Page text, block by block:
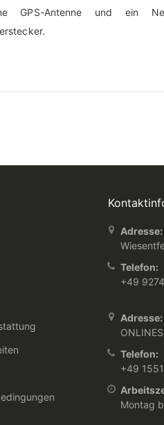
GPS-Antenne und ein
Adresse:
Telefon:
+49
Adresse:
Telefon:
+49
Montag